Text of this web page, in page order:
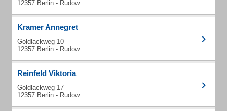
12357 Berlin - Rudow
Kramer Annegret
Goldlackweg 10
12357 Berlin - Rudow
Reinfeld Viktoria
Goldlackweg 17
12357 Berlin - Rudow